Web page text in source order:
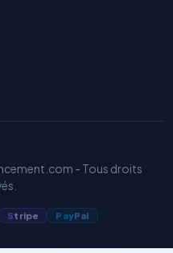
- Tous droits
Stripe PayPal